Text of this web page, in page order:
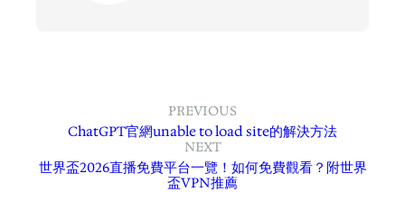
PREVIOUS
ChatGPT官網unable to load site的解決方法
NEXT
世界盃2026直播免費平台一覽！如何免費觀看？附世界
盃VPN推薦